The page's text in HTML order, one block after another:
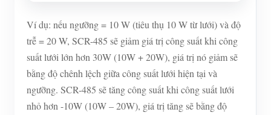
Ví dụ: nếu ngưỡng = 10 W (tiêu thụ 10 W từ lưới) và độ
trễ = 20 W, SCR-485 sẽ giảm giá trị công suất khi công
suất lưới lớn hơn 30W (10W + 20W), giá trị nó giảm sẽ
bằng độ chênh lệch giữa công suất lưới hiện tại và
ngưỡng. SCR-485 sẽ tăng công suất khi công suất lưới
nhỏ hơn -10W (10W – 20W), giá trị tăng sẽ bằng độ